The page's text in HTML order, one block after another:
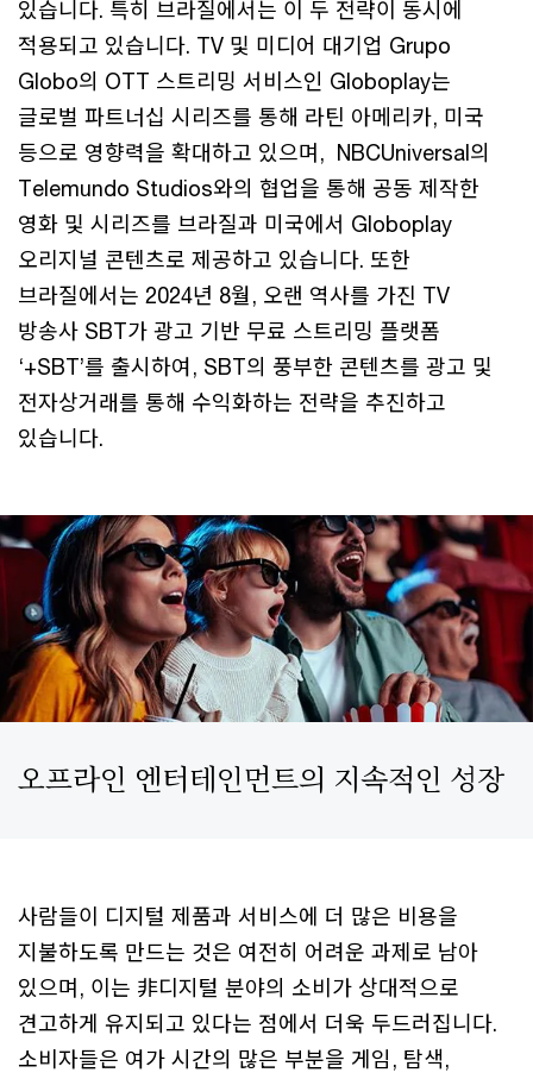
있습니다. 특히 브라질에서는 이 두 전략이 동시에
적용되고 있습니다. TV 및 미디어 대기업 Grupo
Globo의 OTT 스트리밍 서비스인 Globoplay는
글로벌 파트너십 시리즈를 통해 라틴 아메리카, 미국
등으로 영향력을 확대하고 있으며, NBCUniversal의
Telemundo Studios와의 협업을 통해 공동 제작한
영화 및 시리즈를 브라질과 미국에서 Globoplay
오리지널 콘텐츠로 제공하고 있습니다. 또한
브라질에서는 2024년 8월, 오랜 역사를 가진 TV
방송사 SBT가 광고 기반 무료 스트리밍 플랫폼
‘+SBT’를 출시하여, SBT의 풍부한 콘텐츠를 광고 및
전자상거래를 통해 수익화하는 전략을 추진하고
있습니다.
오프라인 엔터테인먼트의 지속적인 성장
사람들이 디지털 제품과 서비스에 더 많은 비용을
지불하도록 만드는 것은 여전히 어려운 과제로 남아
있으며, 이는 非디지털 분야의 소비가 상대적으로
견고하게 유지되고 있다는 점에서 더욱 두드러집니다.
소비자들은 여가 시간의 많은 부분을 게임, 탐색,